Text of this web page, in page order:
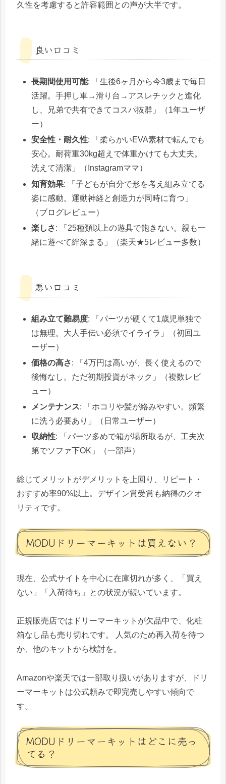
久性を考慮すると許容範囲との声が大半です。
良い口コミ
長期間使用可能: 「生後6ヶ月から今3歳まで毎日
活躍。手押し車→滑り台→アスレチックと進化
し、兄弟で共有できてコスパ抜群」（1年ユーザ
ー）
安全性・耐久性: 「柔らかいEVA素材で転んでも
安心。耐荷重30kg超えで体重かけても大丈夫。
洗えて清潔」（Instagramママ）
知育効果: 「子どもが自分で形を考え組み立てる
姿に感動。運動神経と創造力が同時に育つ」
（ブログレビュー）
楽しさ: 「25種類以上の遊具で飽きない。親も一
緒に遊べて絆深まる」（楽天★5レビュー多数）
悪い口コミ
組み立て難易度: 「パーツが硬くて1歳児単独で
は無理。大人手伝い必須でイライラ」（初回ユ
ーザー）
価格の高さ: 「4万円は高いが、長く使えるので
後悔なし。ただ初期投資がネック」（複数レビ
ュー）
メンテナンス: 「ホコリや髪が絡みやすい。頻繁
に洗う必要あり」（日常ユーザー）
収納性: 「パーツ多めで箱が場所取るが、工夫次
第でソファ下OK」（一部声）
総じてメリットがデメリットを上回り、リピート・
おすすめ率90%以上。デザイン賞受賞も納得のクオ
リティです。
MODUドリーマーキットは買えない？
現在、公式サイトを中心に在庫切れが多く、「買え
ない」「入荷待ち」との状況が続いています。
正規販売店ではドリーマーキットが欠品中で、化粧
箱なし品も売り切れです。 人気のため再入荷を待つ
か、他のキットから検討を。
Amazonや楽天では一部取り扱いがありますが、ドリ
ーマーキットは公式頼みで即完売しやすい傾向で
す。
MODUドリーマーキットはどこに売っ
てる？